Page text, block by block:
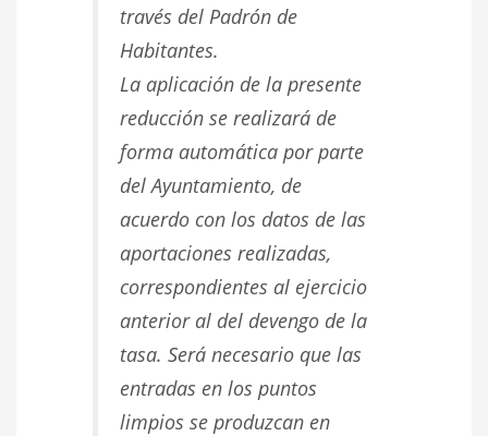
través del Padrón de
Habitantes.
La aplicación de la presente
reducción se realizará de
forma automática por parte
del Ayuntamiento, de
acuerdo con los datos de las
aportaciones realizadas,
correspondientes al ejercicio
anterior al del devengo de la
tasa. Será necesario que las
entradas en los puntos
limpios se produzcan en